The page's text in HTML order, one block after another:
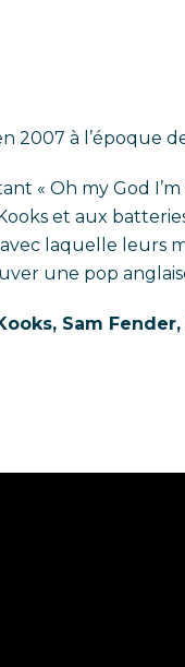
2007 à l’époque
« Oh my God
et aux
laquelle leurs
une pop
Sam